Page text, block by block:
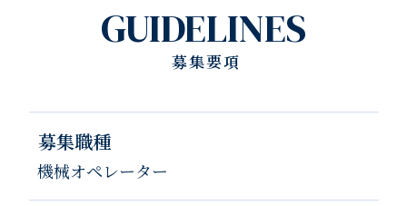
GUIDELINES
募集要項
募集職種
機械オペレーター